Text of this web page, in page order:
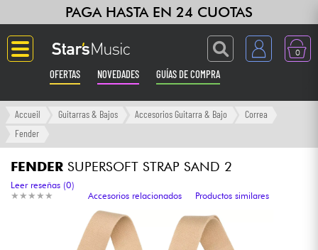
PAGA HASTA EN 24 CUOTAS
0
OFERTAS NOVEDADES GUÍAS DE COMPRA
Langue
Ampli & Efectos
Accueil Guitarras & Bajos Accesorios Guitarra & Bajo
Correa
Fender
FENDER SUPERSOFT STRAP SAND 2
★ ★ ★ ★ ★
★ ★ ★ ★ ★
Leer reseñas (0)
Accesorios relacionados
Productos similares